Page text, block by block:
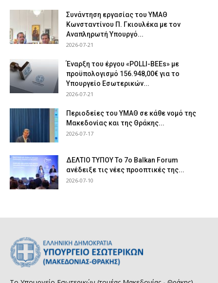
Συνάντηση εργασίας του ΥΜΑΘ
Κωνσταντίνου Π. Γκιουλέκα με τον
Αναπληρωτή Υπουργό...
2026-07-21
Έναρξη του έργου «POLLI-BEEs» με
προϋπολογισμό 156.948,00€ για το
Υπουργείο Εσωτερικών...
2026-07-21
Περιοδείες του ΥΜΑΘ σε κάθε νομό της
Μακεδονίας και της Θράκης...
2026-07-17
ΔΕΛΤΙΟ ΤΥΠΟΥ Το 7ο Balkan Forum
ανέδειξε τις νέες προοπτικές της...
2026-07-10